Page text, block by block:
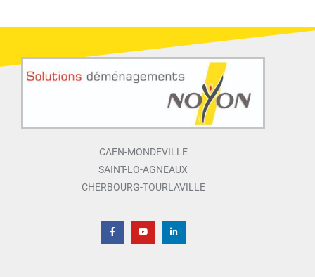
CAEN-MONDEVILLE
SAINT-LO-AGNEAUX
CHERBOURG-TOURLAVILLE